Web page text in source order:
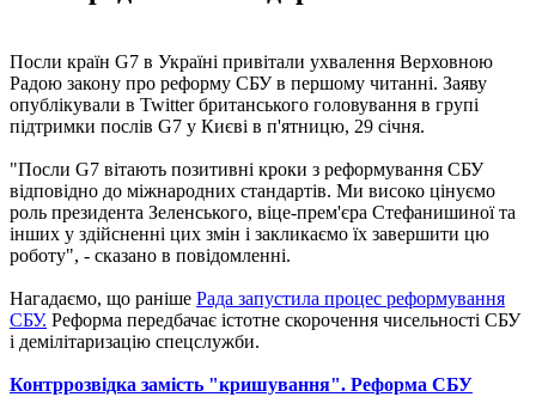
Посли країн G7 в Україні привітали ухвалення Верховною
Радою закону про реформу СБУ в першому читанні. Заяву
опублікували в Twitter британського головування в групі
підтримки послів G7 у Києві в п'ятницю, 29 січня.
"Посли G7 вітають позитивні кроки з реформування СБУ
відповідно до міжнародних стандартів. Ми високо цінуємо
роль президента Зеленського, віце-прем'єра Стефанишиної та
інших у здійсненні цих змін і закликаємо їх завершити цю
роботу", - сказано в повідомленні.
Нагадаємо, що раніше Рада запустила процес реформування
СБУ. Реформа передбачає істотне скорочення чисельності СБУ
і демілітаризацію спецслужби.
Контррозвідка замість "кришування". Реформа СБУ